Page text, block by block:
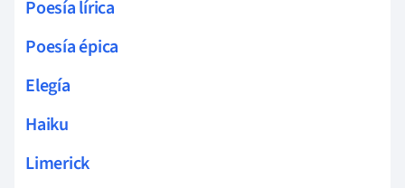
Poesía lírica
Poesía épica
Elegía
Haiku
Limerick